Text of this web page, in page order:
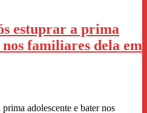
estuprar a prima
familiares dela em
adolescente e bater nos